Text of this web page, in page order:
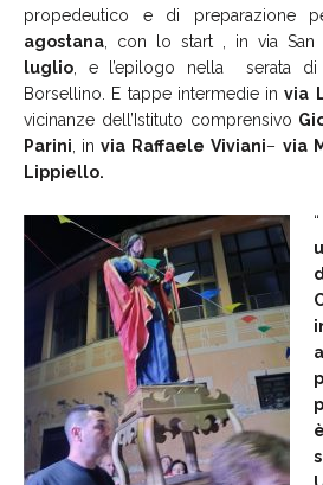
propedeutico e di preparazione
agostana , con lo start , in via
luglio , e l’epilogo nella serata
Borsellino. E tappe intermedie invia
vicinanze dell’Istituto comprensivo
Parini , invia Raffaele Viviani– via
Lippiello.
è